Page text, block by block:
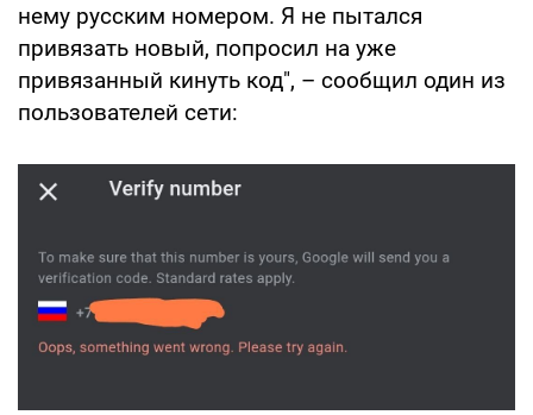
нему русским номером. Я не пытался
привязать новый, попросил на уже
привязанный кинуть код", – сообщил один из
пользователей сети: